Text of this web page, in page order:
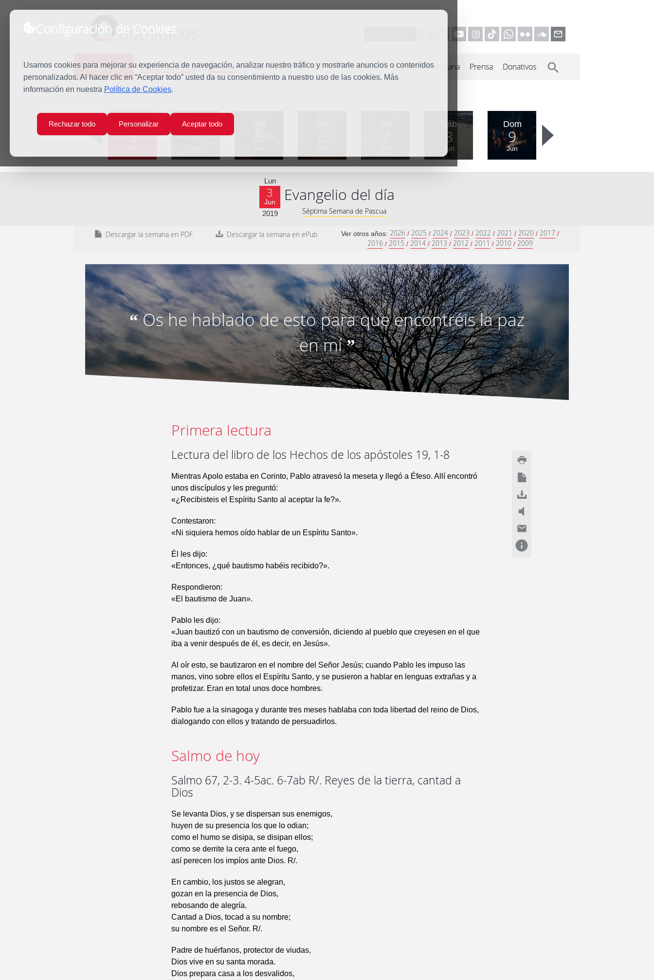
Configuración de Cookies
Usamos cookies para mejorar su experiencia de navegación, analizar nuestro tráfico y mostrarle anuncios o contenidos
personalizados. Al hacer clic en “Aceptar todo” usted da su consentimiento a nuestro uso de las cookies. Más
información en nuestra Política de Cookies.
Rechazar todo Personalizar Aceptar todo
dominicos
Predicación Espiritualidad Estudio Quiénes somos Misión Vocaciones Familia Dominicana Prensa Donativos
Inicio Predicación Lunes de la Séptima Semana de Pascua
Lun
3
Mar
4
Sáb
8
Jun
Dom
9
Jun
Lun
3
Jun
2019
Evangelio del día
Séptima Semana de Pascua
Descargar la semana en PDF Descargar la semana en ePub Ver otros años: 2026 / 2025 / 2024 / 2023 / 2022 / 2021 / 2020 / 2017 /
2016 / 2015 / 2014 / 2013 / 2012 / 2011 / 2010 / 2009
“Os he hablado de esto para que encontréis la paz
en mí”
Primera lectura
Lectura del libro de los Hechos de los apóstoles 19, 1-8
Mientras Apolo estaba en Corinto, Pablo atravesó la meseta y llegó a Éfeso. Allí encontró
unos discípulos y les preguntó:
«¿Recibisteis el Espíritu Santo al aceptar la fe?».
Contestaron:
«Ni siquiera hemos oído hablar de un Espíritu Santo».
Él les dijo:
«Entonces, ¿qué bautismo habéis recibido?».
Respondieron:
«El bautismo de Juan».
Pablo les dijo:
«Juan bautizó con un bautismo de conversión, diciendo al pueblo que creyesen en el que
iba a venir después de él, es decir, en Jesús».
Al oír esto, se bautizaron en el nombre del Señor Jesús; cuando Pablo les impuso las
manos, vino sobre ellos el Espíritu Santo, y se pusieron a hablar en lenguas extrañas y a
profetizar. Eran en total unos doce hombres.
Pablo fue a la sinagoga y durante tres meses hablaba con toda libertad del reino de Dios,
dialogando con ellos y tratando de persuadirlos.
Salmo de hoy
Salmo 67, 2-3. 4-5ac. 6-7ab R/. Reyes de la tierra, cantad a
Dios
Se levanta Dios, y se dispersan sus enemigos,
huyen de su presencia los que lo odian;
como el humo se disipa, se disipan ellos;
como se derrite la cera ante el fuego,
así perecen los impíos ante Dios. R/.
En cambio, los justos se alegran,
gozan en la presencia de Dios,
rebosando de alegría.
Cantad a Dios, tocad a su nombre;
su nombre es el Señor. R/.
Padre de huérfanos, protector de viudas,
Dios vive en su santa morada.
Dios prepara casa a los desvalidos,